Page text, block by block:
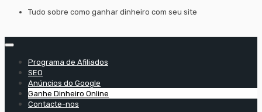
Saltar
conteúdo
Tudo sobre como ganhar dinheiro com seu site
Programa de Afiliados
SEO
Anúncios do Google
Ganhe Dinheiro Online
Contacte-nos